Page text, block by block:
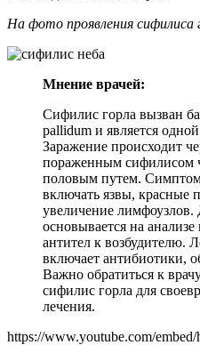
На фото проявления сифилиса
Мнение врачей:
Сифилис горла вызван
pallidum и является
Заражение происходит
пораженным сифилисом
половым путем.
включать язвы, красные
увеличение лимфоузлов.
основывается на
антител к возбудителю.
включает антибиотики,
Важно обратиться к
сифилис горла для
лечения.
https://www.youtube.com/